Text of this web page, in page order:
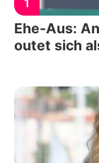
1
Ehe-Aus:
outet sich